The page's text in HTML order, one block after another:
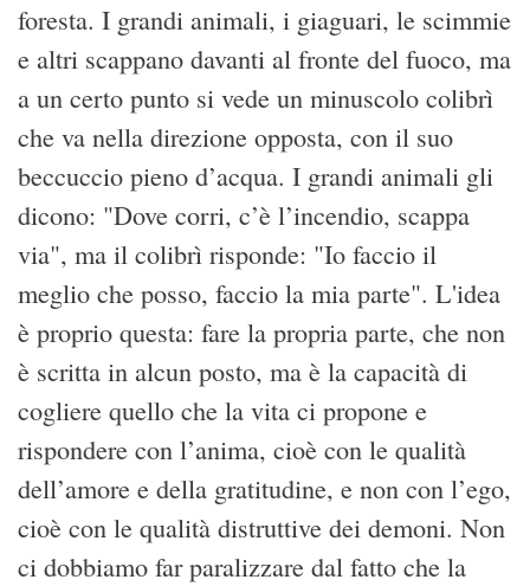
foresta. I grandi animali, i giaguari, le scimmie
e altri scappano davanti al fronte del fuoco, ma
a un certo punto si vede un minuscolo colibrì
che va nella direzione opposta, con il suo
beccuccio pieno d’acqua. I grandi animali gli
dicono: "Dove corri, c’è l’incendio, scappa
via", ma il colibrì risponde: "Io faccio il
meglio che posso, faccio la mia parte". L'idea
è proprio questa: fare la propria parte, che non
è scritta in alcun posto, ma è la capacità di
cogliere quello che la vita ci propone e
rispondere con l’anima, cioè con le qualità
dell’amore e della gratitudine, e non con l’ego,
cioè con le qualità distruttive dei demoni. Non
ci dobbiamo far paralizzare dal fatto che la